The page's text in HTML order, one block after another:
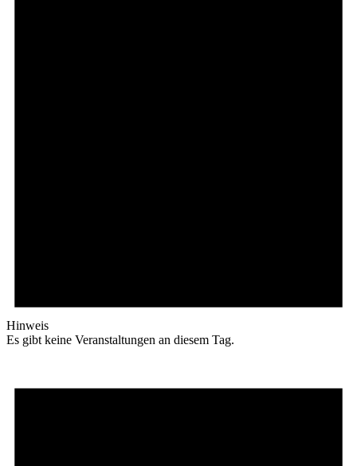
Hinweis
Es gibt keine Veranstaltungen an diesem Tag.